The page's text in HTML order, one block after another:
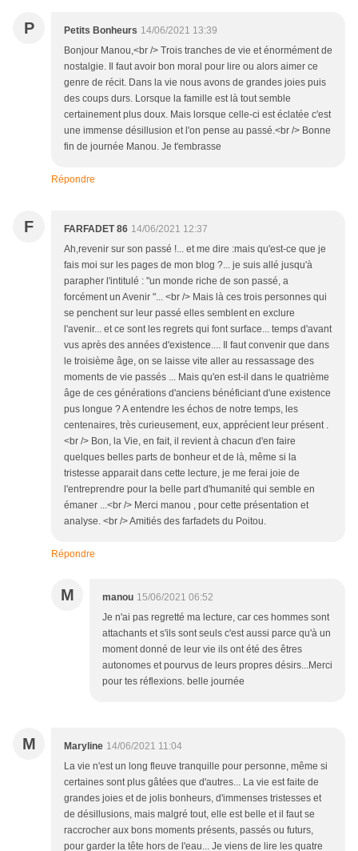
P Petits Bonheurs 14/06/2021 13:39
Bonjour Manou,<br /> Trois tranches de vie et énormément de
nostalgie. Il faut avoir bon moral pour lire ou alors aimer ce
genre de récit. Dans la vie nous avons de grandes joies puis
des coups durs. Lorsque la famille est là tout semble
certainement plus doux. Mais lorsque celle-ci est éclatée c'est
une immense désillusion et l'on pense au passé.<br /> Bonne
fin de journée Manou. Je t'embrasse
Répondre
F FARFADET 86 14/06/2021 12:37
Ah,revenir sur son passé !... et me dire :mais qu'est-ce que je
fais moi sur les pages de mon blog ?... je suis allé jusqu'à
parapher l'intitulé : "un monde riche de son passé, a
forcément un Avenir "... <br /> Mais là ces trois personnes qui
se penchent sur leur passé elles semblent en exclure
l'avenir... et ce sont les regrets qui font surface... temps d'avant
vus après des années d'existence.... Il faut convenir que dans
le troisième âge, on se laisse vite aller au ressassage des
moments de vie passés ... Mais qu'en est-il dans le quatrième
âge de ces générations d'anciens bénéficiant d'une existence
pus longue ? A entendre les échos de notre temps, les
centenaires, très curieusement, eux, apprécient leur présent .
<br /> Bon, la Vie, en fait, il revient à chacun d'en faire
quelques belles parts de bonheur et de là, même si la
tristesse apparait dans cette lecture, je me ferai joie de
l'entreprendre pour la belle part d'humanité qui semble en
émaner ...<br /> Merci manou , pour cette présentation et
analyse. <br /> Amitiés des farfadets du Poitou.
Répondre
M manou 15/06/2021 06:52
Je n'ai pas regretté ma lecture, car ces hommes sont
attachants et s'ils sont seuls c'est aussi parce qu'à un
moment donné de leur vie ils ont été des êtres
autonomes et pourvus de leurs propres désirs...Merci
pour tes réflexions. belle journée
M Maryline 14/06/2021 11:04
La vie n'est un long fleuve tranquille pour personne, même si
certaines sont plus gâtées que d'autres... La vie est faite de
grandes joies et de jolis bonheurs, d'immenses tristesses et
de désillusions, mais malgré tout, elle est belle et il faut se
raccrocher aux bons moments présents, passés ou futurs,
pour garder la tête hors de l'eau... Je viens de lire les quatre